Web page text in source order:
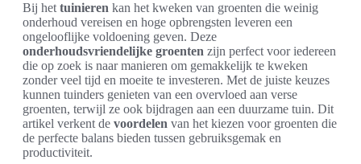
Bij het tuinieren kan het kweken van groenten die weinig
onderhoud vereisen en hoge opbrengsten leveren een
ongelooflijke voldoening geven. Deze
onderhoudsvriendelijke groenten zijn perfect voor iedereen
die op zoek is naar manieren om gemakkelijk te kweken
zonder veel tijd en moeite te investeren. Met de juiste keuzes
kunnen tuinders genieten van een overvloed aan verse
groenten, terwijl ze ook bijdragen aan een duurzame tuin. Dit
artikel verkent de voordelen van het kiezen voor groenten die
de perfecte balans bieden tussen gebruiksgemak en
productiviteit.